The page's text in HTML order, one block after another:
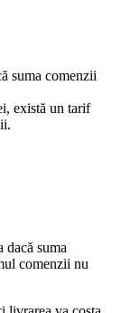
suma comenzii
există un tarif
suma
comenzii nu